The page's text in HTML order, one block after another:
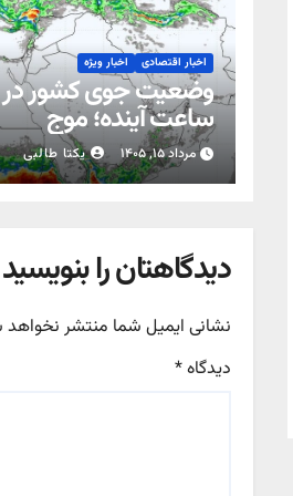
اخبار اقتصادی اخبار ویژه
ساعت آینده؛ موج
استان
مرداد ۱۵, ۱۴۰۵ یکتا طالبی
دیدگاهتان را بنویسید
نشانی ایمیل شما منتشر
دیدگاه*